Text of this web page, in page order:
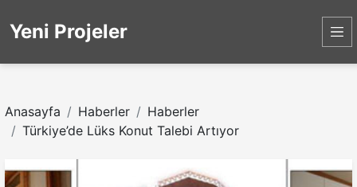
Yeni Projeler
Anasayfa Haberler
Haberler
Türkiye’de Lüks Konut Talebi Artıyor